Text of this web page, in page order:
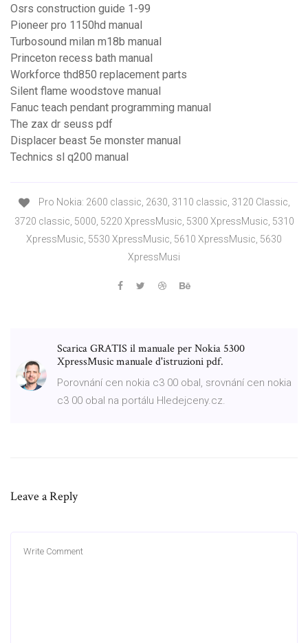
Osrs construction guide 1-99
Pioneer pro 1150hd manual
Turbosound milan m18b manual
Princeton recess bath manual
Workforce thd850 replacement parts
Silent flame woodstove manual
Fanuc teach pendant programming manual
The zax dr seuss pdf
Displacer beast 5e monster manual
Technics sl q200 manual
Pro Nokia: 2600 classic, 2630, 3110 classic, 3120 Classic,
3720 classic, 5000, 5220 XpressMusic, 5300 XpressMusic, 5310
XpressMusic, 5530 XpressMusic, 5610 XpressMusic, 5630
XpressMusi
Scarica GRATIS il manuale per Nokia 5300
XpressMusic manuale d'istruzioni pdf.
Porovnání cen nokia c3 00 obal, srovnání cen nokia
c3 00 obal na portálu Hledejceny.cz.
Leave a Reply